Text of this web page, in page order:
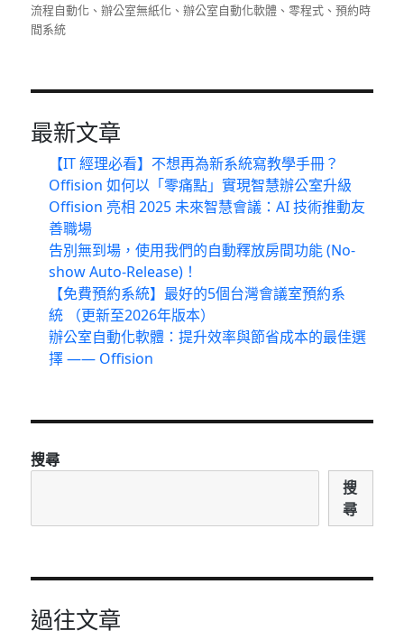
期:
流程自動化 、辦公室無紙化 、辦公室自動化軟體 、 零程式 、預約時
間系統
最新文章
【IT 經理必看】不想再為新系統寫教學手冊？
Offision 如何以「零痛點」實現智慧辦公室升級
Offision 亮相 2025 未來智慧會議：AI 技術推動友
善職場
告別無到場，使用我們的自動釋放房間功能 (No-
show Auto-Release)！
【免費預約系統】最好的5個台灣會議室預約系
統 （更新至2026年版本）
辦公室自動化軟體：提升效率與節省成本的最佳選
擇 —— Offision
搜尋
搜
尋
過往文章